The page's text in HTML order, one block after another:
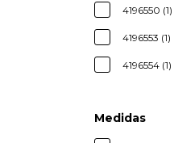
4196550 (1)
4196553 (1)
4196554 (1)
Medidas